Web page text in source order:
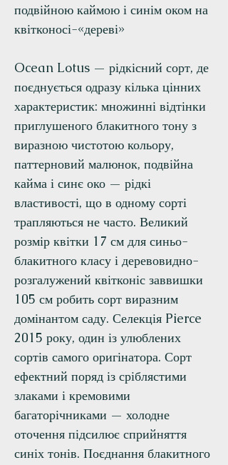
подвійною каймою і синім оком на
квітконосі-«дереві»
Ocean Lotus — рідкісний сорт, де
поєднується одразу кілька цінних
характеристик: множинні відтінки
приглушеного блакитного тону з
виразною чистотою кольору,
паттерновий малюнок, подвійна
кайма і синє око — рідкі
властивості, що в одному сорті
трапляються не часто. Великий
розмір квітки 17 см для синьо-
блакитного класу і деревовидно-
розгалужений квітконіс заввишки
105 см робить сорт виразним
домінантом саду. Селекція Pierce
2015 року, один із улюблених
сортів самого оригінатора. Сорт
ефектний поряд із сріблястими
злаками і кремовими
багаторічниками — холодне
оточення підсилює сприйняття
синіх тонів. Поєднання блакитного